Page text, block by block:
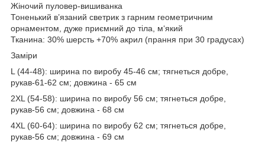
Жіночий пуловер-вишиванка
Тоненький в’язаний светрик з гарним геометричним
орнаментом, дуже приємний до тіла, м‘який
Тканина: 30% шерсть +70% акрил (прання при 30 градусах)
Заміри
L (44-48): ширина по виробу 45-46 см; тягнеться добре,
рукав-61-62 см; довжина - 65 см
2XL (54-58): ширина по виробу 56 см; тягнеться добре,
рукав-56 см; довжина - 68 см
4XL (60-64): ширина по виробу 62 см; тягнеться добре,
рукав-56 см; довжина - 69 см